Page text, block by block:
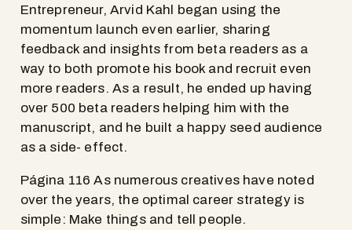
Entrepreneur, Arvid Kahl began using the
momentum launch even earlier, sharing
feedback and insights from beta readers as a
way to both promote his book and recruit even
more readers. As a result, he ended up having
over 500 beta readers helping him with the
manuscript, and he built a happy seed audience
as a side- effect.
Página 116 As numerous creatives have noted
over the years, the optimal career strategy is
simple: Make things and tell people.